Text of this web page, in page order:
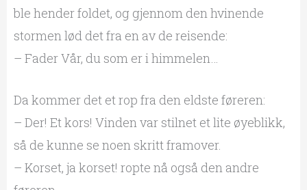
ble hender foldet, og gjennom den hvinende
stormen lød det fra en av de reisende:
– Fader Vår, du som er i himmelen…
Da kommer det et rop fra den eldste føreren:
– Der! Et kors! Vinden var stilnet et lite øyeblikk,
så de kunne se noen skritt framover.
– Korset, ja korset! ropte nå også den andre